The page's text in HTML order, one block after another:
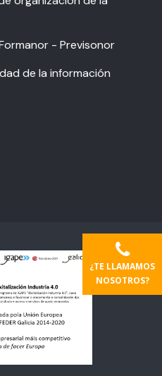
- Previsonor
de la información
¿TE LLAMAMOS
NOSOTROS?